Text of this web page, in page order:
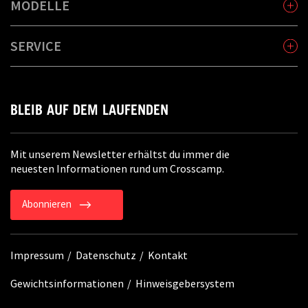
MODELLE
SERVICE
BLEIB AUF DEM LAUFENDEN
Mit unserem Newsletter erhältst du immer die
neuesten Informationen rund um Crosscamp.
Abonnieren
Impressum Datenschutz Kontakt
Gewichtsinformationen Hinweisgebersystem